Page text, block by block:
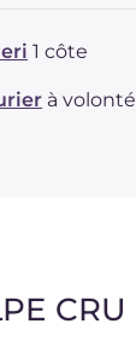
1 côte
à volonté
CRU